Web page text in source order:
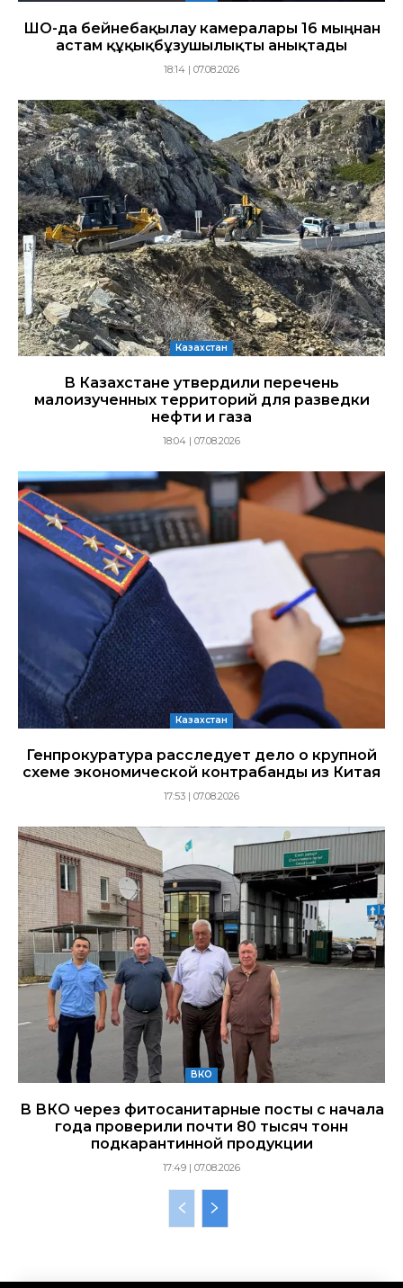
ШҚО-да бейнебақылау камералары 16 мыңнан
астам құқықбұзушылықты анықтады
18:14 | 07.08.2026
Казахстан
В Казахстане утвердили перечень
малоизученных территорий для разведки
нефти и газа
18:04 | 07.08.2026
Казахстан
Генпрокуратура расследует дело о крупной
схеме экономической контрабанды из Китая
17:53 | 07.08.2026
ВКО
В ВКО через фитосанитарные посты с начала
года проверили почти 80 тысяч тонн
подкарантинной продукции
17:49 | 07.08.2026